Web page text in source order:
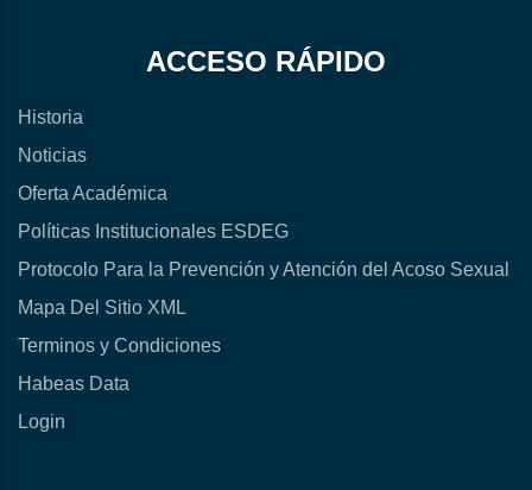
ACCESO RÁPIDO
Historia
Noticias
Oferta Académica
Políticas Institucionales ESDEG
Protocolo Para la Prevención y Atención del Acoso Sexual
Mapa Del Sitio XML
Terminos y Condiciones
Habeas Data
Login